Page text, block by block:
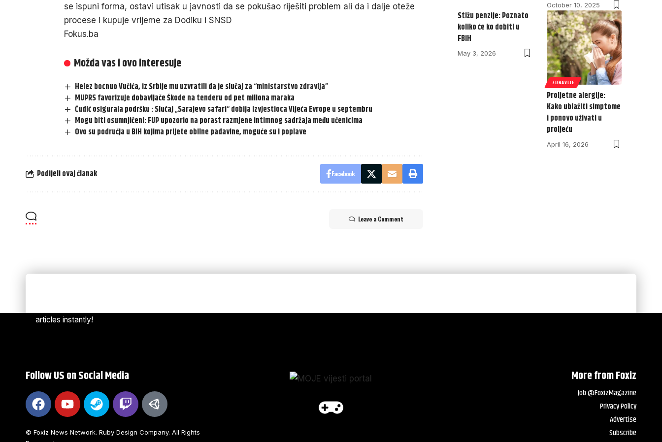
se ispuni forma, ostavi utisak u javnosti da se pokušao riješiti problem ali da i dalje oteže
procese i kupuje vrijeme za Dodiku i SNSD
Fokus.ba
Možda vas i ovo interesuje
Helez bocnuo Vučića, iz Srbije mu uzvratili da je slučaj za “ministarstvo zdravlja”
MUPRS favorizuje dobavljače Škode na tenderu od pet miliona maraka
Ćudić osigurala podršku : Slučaj „Sarajevo safari“ dobija izvjestioca Vijeća Evrope u septembru
Mogu biti osumnjičeni: FUP upozorio na porast razmjene intimnog sadržaja među učenicima
Ovo su područja u BiH kojima prijete obilne padavine, moguće su i poplave
Podijeli ovaj članak Facebook
Leave a Comment
October 10, 2025
Stižu penzije: Poznato
koliko će ko dobiti u
FBiH
May 3, 2026
ZDRAVLJE
Proljetne alergije:
Kako ublažiti simptome
i ponovo uživati u
proljeću
April 16, 2026
articles instantly!
Follow US on Social Media
© Foxiz News Network. Ruby Design Company. All Rights
More from Foxiz
Job @FoxizMagazine
Privacy Policy
Advertise
Subscribe